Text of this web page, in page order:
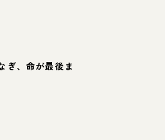
ぎ、命が最後ま